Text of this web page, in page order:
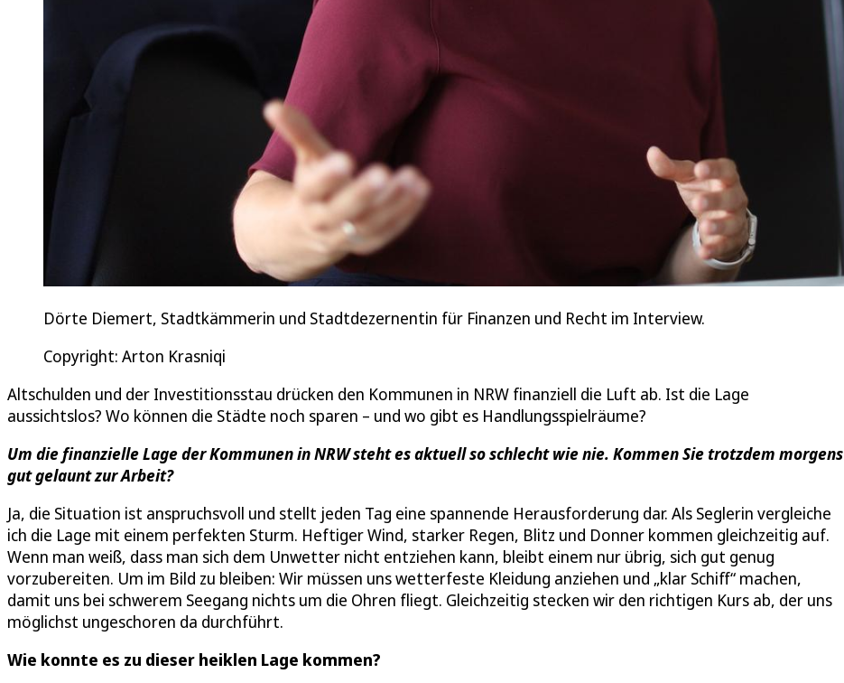
Dörte Diemert, Stadtkämmerin und Stadtdezernentin für Finanzen und Recht im Interview.
Copyright: Arton Krasniqi
Altschulden und der Investitionsstau drücken den Kommunen in NRW finanziell die Luft ab. Ist die Lage
aussichtslos? Wo können die Städte noch sparen – und wo gibt es Handlungsspielräume?
Um die finanzielle Lage der Kommunen in NRW steht es aktuell so schlecht wie nie. Kommen Sie trotzdem morgens
gut gelaunt zur Arbeit?
Ja, die Situation ist anspruchsvoll und stellt jeden Tag eine spannende Herausforderung dar. Als Seglerin vergleiche
ich die Lage mit einem perfekten Sturm. Heftiger Wind, starker Regen, Blitz und Donner kommen gleichzeitig auf.
Wenn man weiß, dass man sich dem Unwetter nicht entziehen kann, bleibt einem nur übrig, sich gut genug
vorzubereiten. Um im Bild zu bleiben: Wir müssen uns wetterfeste Kleidung anziehen und „klar Schiff“ machen,
damit uns bei schwerem Seegang nichts um die Ohren fliegt. Gleichzeitig stecken wir den richtigen Kurs ab, der uns
möglichst ungeschoren da durchführt.
Wie konnte es zu dieser heiklen Lage kommen?